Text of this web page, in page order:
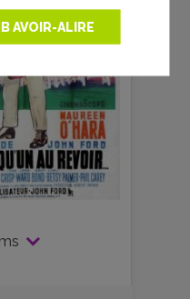
AVOIR-ALIRE